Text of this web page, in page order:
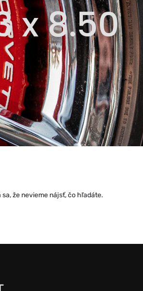
x 8.50
sa, že nevieme nájsť, čo hľadáte.